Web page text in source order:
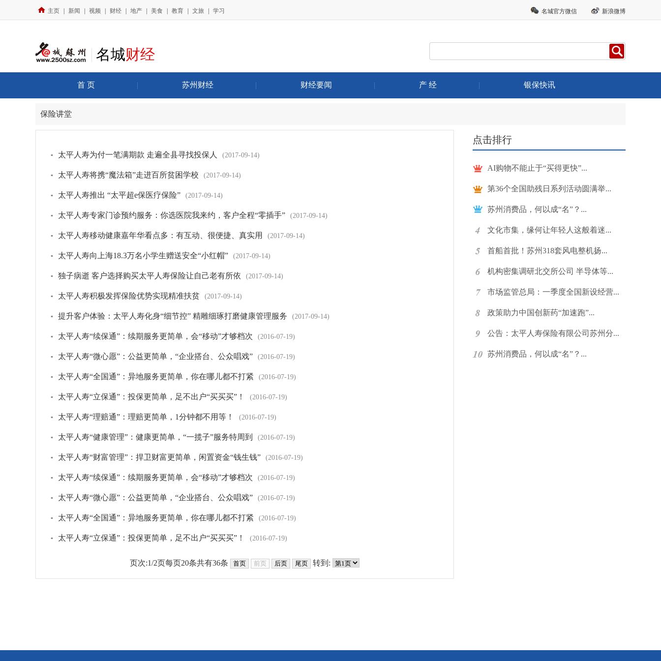
主页 新闻 视频 财经 地产 美食 教育 文旅 学习 名城官方微信 新浪微博
名城财经
首 页 | 苏州财经 | 财经要闻 | 产 经 | 银保快讯
保险讲堂
▪ 太平人寿为付一笔满期款 走遍全县寻找投保人 (2017-09-14)
▪ 太平人寿将携“魔法箱”走进百所贫困学校 (2017-09-14)
▪ 太平人寿推出 “太平超e保医疗保险” (2017-09-14)
▪ 太平人寿专家门诊预约服务：你选医院我来约，客户全程“零插手” (2017-09-14)
▪ 太平人寿移动健康嘉年华看点多：有互动、很便捷、真实用 (2017-09-14)
▪ 太平人寿向上海18.3万名小学生赠送安全“小红帽” (2017-09-14)
▪ 独子病逝 客户选择购买太平人寿保险让自己老有所依 (2017-09-14)
▪ 太平人寿积极发挥保险优势实现精准扶贫 (2017-09-14)
▪ 提升客户体验：太平人寿化身“细节控” 精雕细琢打磨健康管理服务 (2017-09-14)
▪ 太平人寿“续保通”：续期服务更简单，会“移动”才够档次 (2016-07-19)
▪ 太平人寿“微心愿”：公益更简单，“企业搭台、公众唱戏” (2016-07-19)
▪ 太平人寿“全国通”：异地服务更简单，你在哪儿都不打紧 (2016-07-19)
▪ 太平人寿“立保通”：投保更简单，足不出户“买买买”！ (2016-07-19)
▪ 太平人寿“理赔通”：理赔更简单，1分钟都不用等！ (2016-07-19)
▪ 太平人寿“健康管理”：健康更简单，“一揽子”服务特周到 (2016-07-19)
▪ 太平人寿“财富管理”：捍卫财富更简单，闲置资金“钱生钱” (2016-07-19)
▪ 太平人寿“续保通”：续期服务更简单，会“移动”才够档次 (2016-07-19)
▪ 太平人寿“微心愿”：公益更简单，“企业搭台、公众唱戏” (2016-07-19)
▪ 太平人寿“全国通”：异地服务更简单，你在哪儿都不打紧 (2016-07-19)
▪ 太平人寿“立保通”：投保更简单，足不出户“买买买”！ (2016-07-19)
页次:1/2页每页20条共有36条 转到:
点击排行
AI购物不能止于“买得更快”...
第36个全国助残日系列活动圆满举...
苏州消费品，何以成“名”？...
文化市集，缘何让年轻人这般着迷...
首船首批！苏州318套风电整机扬...
机构密集调研北交所公司 半导体等...
市场监管总局：一季度全国新设经营...
政策助力中国创新药“加速跑”...
公告：太平人寿保险有限公司苏州分...
苏州消费品，何以成“名”？...